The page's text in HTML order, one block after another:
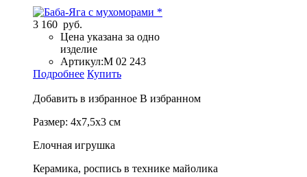
3 160 руб.
Цена указана за одно
изделие
Артикул:М 02 243
Подробнее Купить
Добавить в избранное В избранном
Размер: 4х7,5х3 см
Елочная игрушка
Керамика, роспись в технике майолика